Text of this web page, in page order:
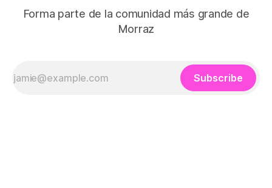
Forma parte de la comunidad más grande de
Morraz
Subscribe